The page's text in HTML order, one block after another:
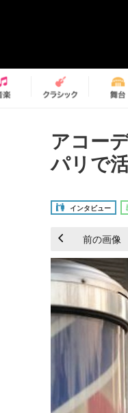
アコー
パリで
インタビュー
前の画像